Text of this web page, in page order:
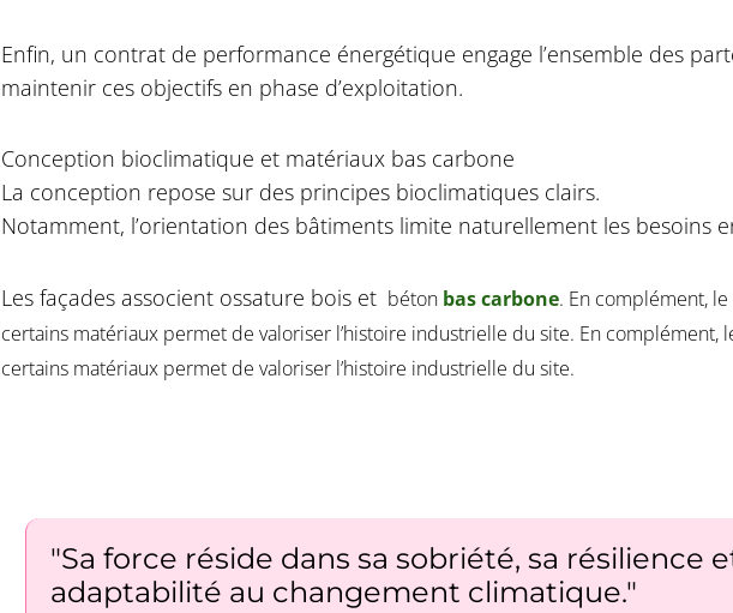
Enfin, un contrat de performance énergétique engage l’ensemble des
maintenir ces objectifs en phase d’exploitation.
Conception bioclimatique et matériaux bas carbone
La conception repose sur des principes bioclimatiques clairs.
Notamment, l’orientation des bâtiments limite naturellement les besoins
Les façades associent ossature bois et béton bas carbone. En complément,
certains matériaux permet de valoriser l’histoire industrielle du site. En complément,
certains matériaux permet de valoriser l’histoire industrielle du site.
"Sa force réside dans sa sobriété, sa résilience
adaptabilité au changement climatique."